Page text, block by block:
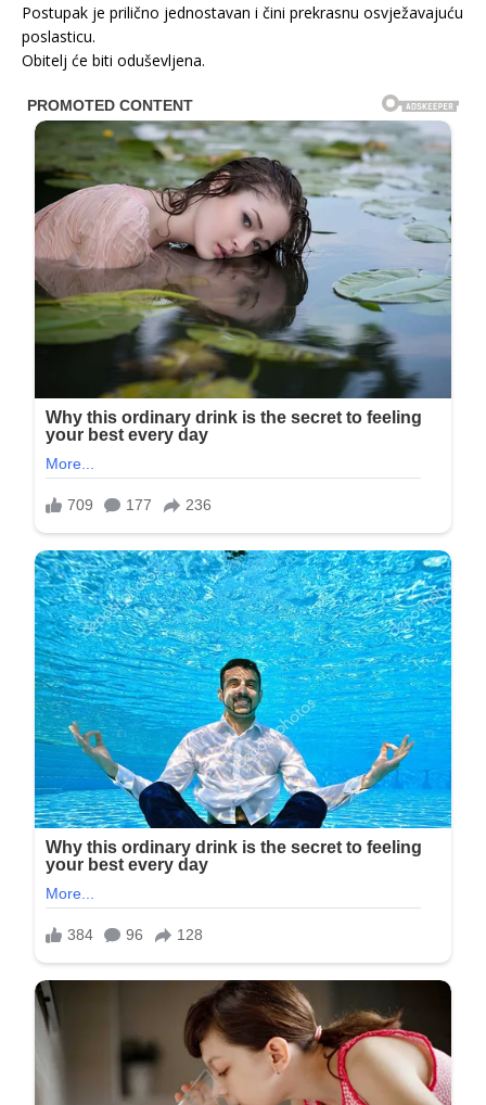
Postupak je prilično jednostavan i čini prekrasnu osvježavajuću
poslasticu.
Obitelj će biti oduševljena.